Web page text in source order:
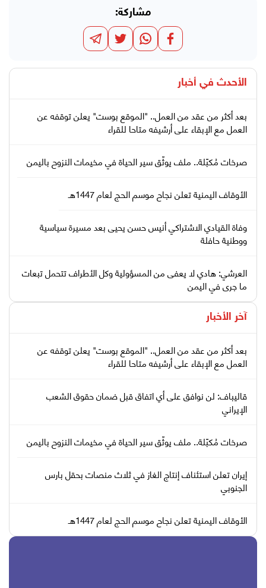
مشاركة:
الأحدث في أخبار
بعد أكثر من عقد من العمل.. "الموقع بوست" يعلن توقفه عن
العمل مع الإبقاء على أرشيفه متاحا للقراء
صرخات مُكبّلة.. ملف يوثّق سير الحياة في مخيمات النزوح باليمن
الأوقاف اليمنية تعلن نجاح موسم الحج لعام 1447هـ
وفاة القيادي الاشتراكي أنيس حسن يحيى بعد مسيرة سياسية
ووطنية حافلة
العرشي: هادي لا يعفى من المسؤولية وكل الأطراف تتحمل تبعات
ما جرى في اليمن
آخر الأخبار
بعد أكثر من عقد من العمل.. "الموقع بوست" يعلن توقفه عن
العمل مع الإبقاء على أرشيفه متاحا للقراء
قاليباف: لن نوافق على أي اتفاق قبل ضمان حقوق الشعب
الإيراني
صرخات مُكبّلة.. ملف يوثّق سير الحياة في مخيمات النزوح باليمن
إيران تعلن استئناف إنتاج الغاز في ثلاث منصات بحقل بارس
الجنوبي
الأوقاف اليمنية تعلن نجاح موسم الحج لعام 1447هـ